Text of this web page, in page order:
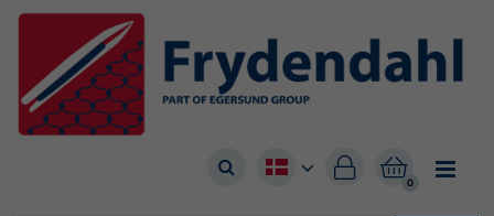


0
